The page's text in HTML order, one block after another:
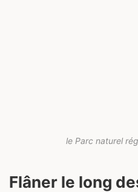
le Parc naturel
Flâner le long